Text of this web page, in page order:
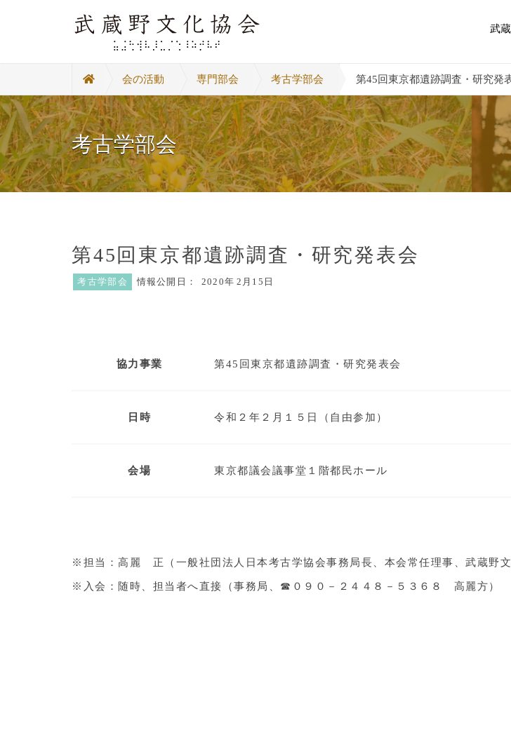
武
会の活動 専門部会 考古学部会 第45回東京都遺跡調査・研究発
考古学部会
第45回東京都遺跡調査・研究発表会
考古学部会 情報公開日： 2020年 2月15日
協力事業 第45回東京都遺跡調査・研究発表会
日時 令和２年２月１５日（自由参加）
会場 東京都議会議事堂１階都民ホール
※担当：高麗 正（一般社団法人日本考古学協会事務局長、本会常任理事、武蔵野文
※入会：随時、担当者へ直接（事務局、☎０９０－２４４８－５３６８ 高麗方）